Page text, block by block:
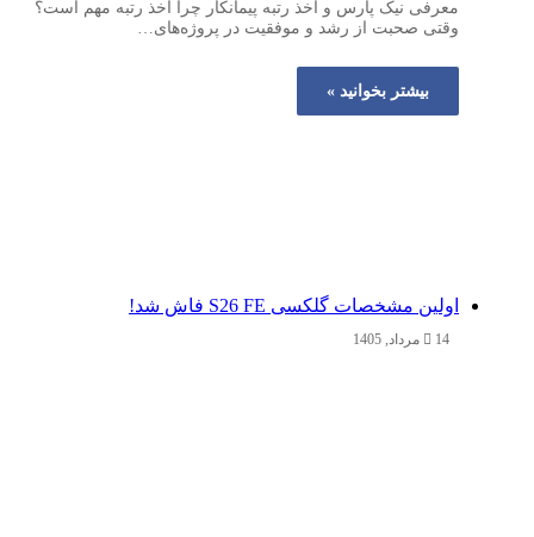
معرفی نیک پارس و اخذ رتبه پیمانکار چرا اخذ رتبه مهم است؟
وقتی صحبت از رشد و موفقیت در پروژه‌های…
بیشتر بخوانید »
اولین مشخصات گلکسی S26 FE فاش شد!
14 مرداد, 1405